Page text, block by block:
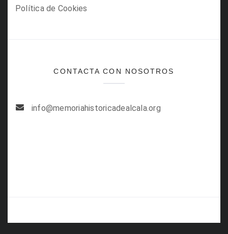
Política de Cookies
CONTACTA CON NOSOTROS
info@memoriahistoricadealcala.org